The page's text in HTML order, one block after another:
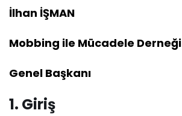
İlhan İŞMAN
Mobbing ile Mücadele Derneği
Genel Başkanı
1. Giriş